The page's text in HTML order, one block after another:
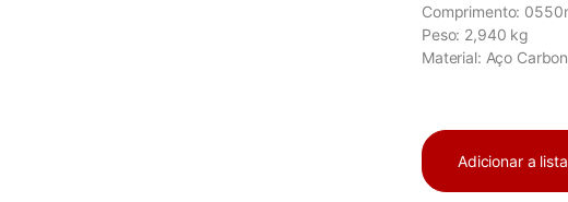
Comprimento:
Peso: 2,940 kg
Material: Aço
Adicionar a